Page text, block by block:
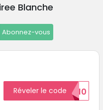
Blanche
Abonnez-vous
Réveler le code
REDUCTION10